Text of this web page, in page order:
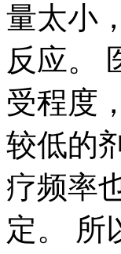
量太小
反应。
受程度
较低的
疗频率
定。 所